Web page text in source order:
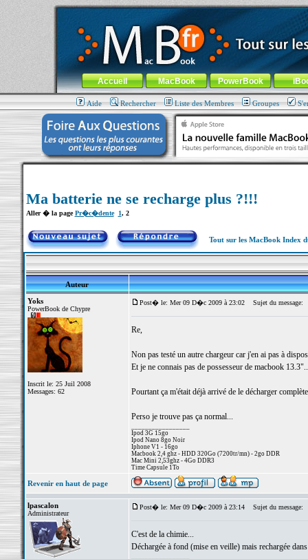
MacBook-fr.com : 100% Apple... 100% nomade !
Aller au contenu-Aller au menu général-Aller au menu de
Menu général
Accueil MacBook PowerBook
Aide Rechercher Liste des Membres Groupes
Ma batterie ne se recharge plus ?!!!
Aller � la pagePr�c�dente 1, 2
Tout sur les MacBook Index
Auteur
Yoks
PowerBook de Chypre
Inscrit le: 25 Juil 2008
Messages: 62
Post� le: Mer 09 D�c 2009 à 23:02 Sujet du message:
Re,
Non pas testé un autre chargeur car j'en ai pas à
Et je ne connais pas de possesseur de macbook
Pourtant ça m'était déjà arrivé de le décharger
Perso je trouve pas ça normal...
Ipod 3G 15go
Ipod Nano 8go Noir
Iphone V1 - 16go
Macbook 2,4 ghz - HDD 320Go (7200tr/mn) - 2go DDR
Mac Mini 2,53ghz - 4Go DDR3
Time Capsule 1To
Revenir en haut de page
lpascalon
Administrateur
Post� le: Mer 09 D�c 2009 à 23:14 Sujet du message:
C'est de la chimie...
Déchargée à fond (mise en veille) mais rechargée